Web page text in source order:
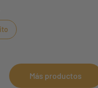
Más productos